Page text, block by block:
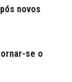
novos
se o